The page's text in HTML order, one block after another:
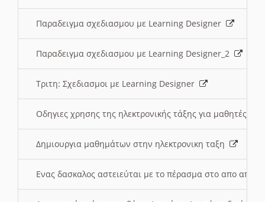
Παραδειγμα σχεδιασμου με Learning Designer
Παραδειγμα σχεδιασμου με Learning Designer_2
Τριτη: Σχεδιασμοι με Learning Designer
Οδηγιες χρησης της ηλεκτρονικής τάξης για μαθητές
Δημιουργια μαθημάτων στην ηλεκτρονικη ταξη
Ενας δασκαλος αστειεύται με το πέρασμα στο απο